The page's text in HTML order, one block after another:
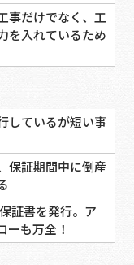
事だけでなく、工
を入れているため
しているが短い事
保証期間中に倒産
証書を発行。ア
ーも万全！